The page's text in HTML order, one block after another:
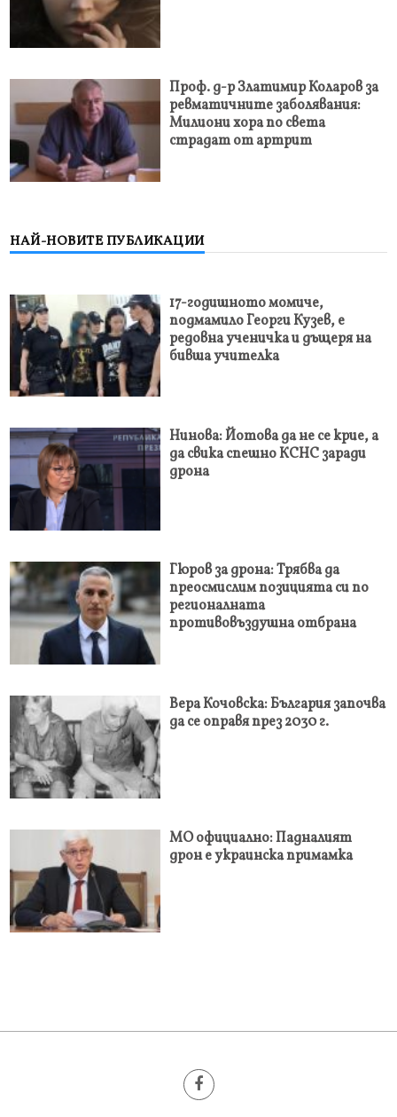
Проф. д-р Златимир Коларов за
ревматичните заболявания:
Милиони хора по света
страдат от артрит
НАЙ-НОВИТЕ ПУБЛИКАЦИИ
17-годишното момиче,
подмамило Георги Кузев, е
редовна ученичка и дъщеря на
бивша учителка
Нинова: Йотова да не се крие, а
да свика спешно КСНС заради
дрона
Гюров за дрона: Трябва да
преосмислим позицията си по
регионалната
противовъздушна отбрана
Вера Кочовска: България започва
да се оправя през 2030 г.
МО официално: Падналият
дрон е украинска примамка